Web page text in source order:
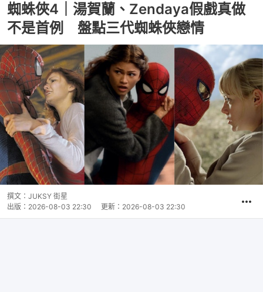
蜘蛛俠4｜湯賀蘭、Zendaya假戲真做
不是首例 盤點三代蜘蛛俠戀情
撰文： JUKSY 街星
出版： 2026-08-03 22:30 更新： 2026-08-03 22:30